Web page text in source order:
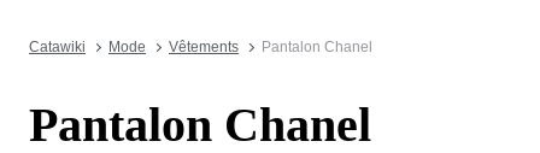
Catawiki Mode Vêtements Pantalon Chanel
Pantalon Chanel